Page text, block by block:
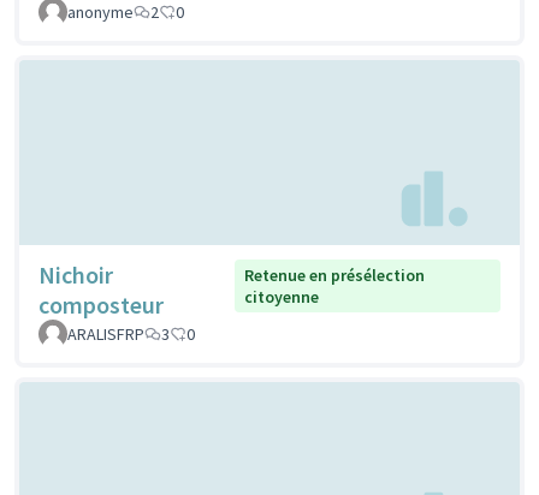
anonyme
2 0
Nichoir
composteur
Retenue en présélection
citoyenne
ARALISFRP
3 0